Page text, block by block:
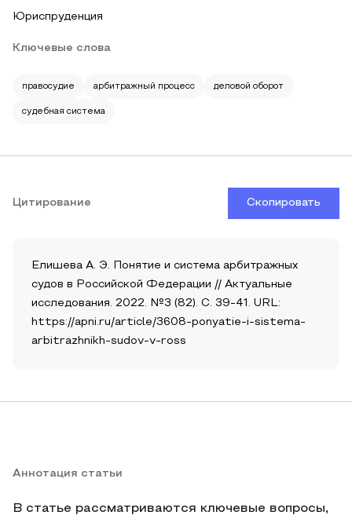
Юриспруденция
Ключевые слова
правосудие арбитражный процесс деловой оборот
судебная система
Цитирование Скопировать
Елишева А. Э. Понятие и система арбитражных
судов в Российской Федерации // Актуальные
исследования. 2022. №3 (82). С. 39-41. URL:
https://apni.ru/article/3608-ponyatie-i-sistema-
arbitrazhnikh-sudov-v-ross
Аннотация статьи
В статье рассматриваются ключевые вопросы,